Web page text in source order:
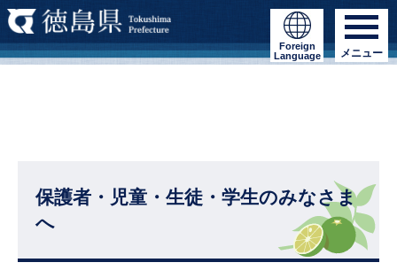
Foreign
Language
メニュー
保護者・児童・生徒・学生のみなさま
へ